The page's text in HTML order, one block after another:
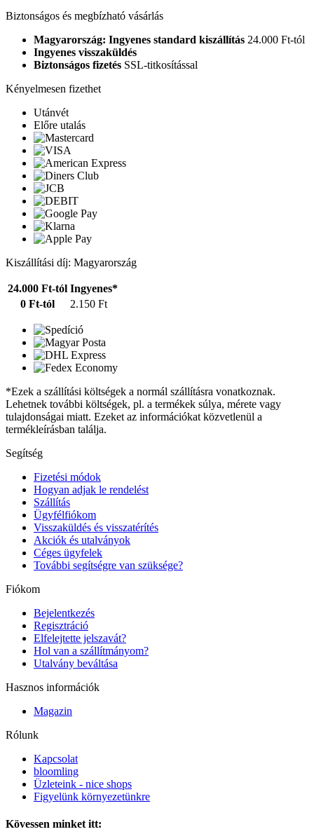
Biztonságos és megbízható vásárlás
Magyarország: Ingyenes standard kiszállítás 24.000 Ft-tól
Ingyenes visszaküldés
Biztonságos fizetés SSL-titkosítással
Kényelmesen fizethet
Utánvét
Előre utalás
Kiszállítási díj: Magyarország
24.000 Ft-tól Ingyenes*
0 Ft-tól
2.150 Ft
*Ezek a szállítási költségek a normál szállításra vonatkoznak.
Lehetnek további költségek, pl. a termékek súlya, mérete vagy
tulajdonságai miatt. Ezeket az információkat közvetlenül a
termékleírásban találja.
Segítség
Fizetési módok
Hogyan adjak le rendelést
Szállítás
Ügyfélfiókom
Visszaküldés és visszatérítés
Akciók és utalványok
Céges ügyfelek
További segítségre van szüksége?
Fiókom
Bejelentkezés
Regisztráció
Elfelejtette jelszavát?
Hol van a szállítmányom?
Utalvány beváltása
Hasznos információk
Magazin
Rólunk
Kapcsolat
bloomling
Üzleteink - nice shops
Figyelünk környezetünkre
Kövessen minket itt: